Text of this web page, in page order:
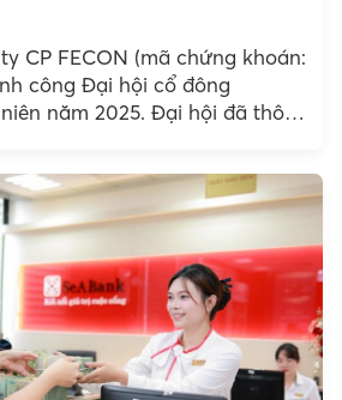
CP FECON (mã chứng khoán:
công Đại hội cổ đông
năm 2025. Đại hội đã thông